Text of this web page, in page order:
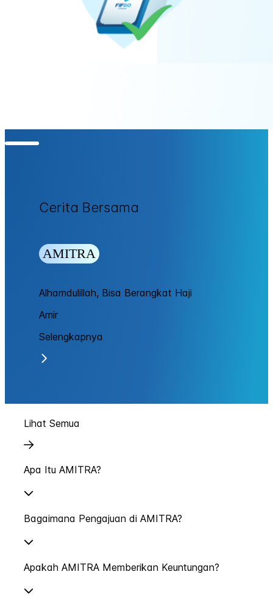
Cerita Bersama
AMITRA
Alhamdulillah, Bisa Berangkat Haji
Amir
Selengkapnya
Lihat Semua
Apa Itu AMITRA?
Bagaimana Pengajuan di AMITRA?
Apakah AMITRA Memberikan Keuntungan?